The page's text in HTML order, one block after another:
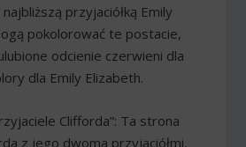
przyjaciółką Emily
pokolorować te postacie,
odcienie czerwieni dla
dla Emily Elizabeth.
Clifforda”: Ta strona
z jego dwoma przyjaciółmi,